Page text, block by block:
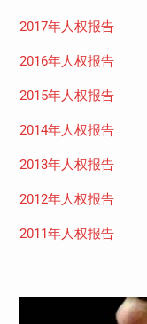
2017年人权报告
2016年人权报告
2015年人权报告
2014年人权报告
2013年人权报告
2012年人权报告
2011年人权报告